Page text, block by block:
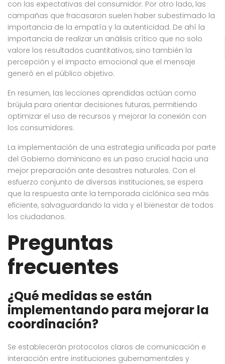
con las expectativas del consumidor. Por otro lado, las
campañas que fracasaron suelen haber subestimado la
importancia de la empatía y la autenticidad. De ahí la
importancia de realizar un análisis crítico que no solo
valore los resultados cuantitativos, sino también la
percepción y el impacto emocional que el mensaje
generó en el público objetivo.
En resumen, las lecciones aprendidas actúan como
brújula para orientar decisiones futuras, permitiendo
optimizar el uso de recursos y mejorar la conexión con
los consumidores.
La implementación de una estrategia unificada por parte
del Gobierno dominicano es un paso crucial hacia una
mejor preparación ante desastres naturales. Con el
esfuerzo conjunto de diversas instituciones, se espera
que la respuesta ante la temporada ciclónica sea más
eficiente, salvaguardando la vida y el bienestar de todos
los ciudadanos.
Preguntas
frecuentes
¿Qué medidas se están
implementando para mejorar la
coordinación?
Se establecerán protocolos claros de comunicación e
interacción entre instituciones gubernamentales y